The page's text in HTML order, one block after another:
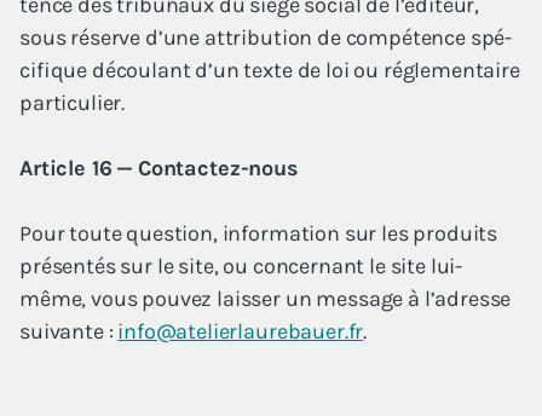
sous réserve d’une attri­bu­tion de com­pé­tence spé­
ci­fique décou­lant d’un texte de loi ou régle­men­taire
particulier.
Article 16 — Contactez-nous
Pour toute ques­tion, infor­ma­tion sur les pro­duits
pré­sen­tés sur le site, ou concer­nant le site lui-
même, vous pou­vez lais­ser un mes­sage à l’a­dresse
sui­vante : info@​atelierlaurebauer.​fr.